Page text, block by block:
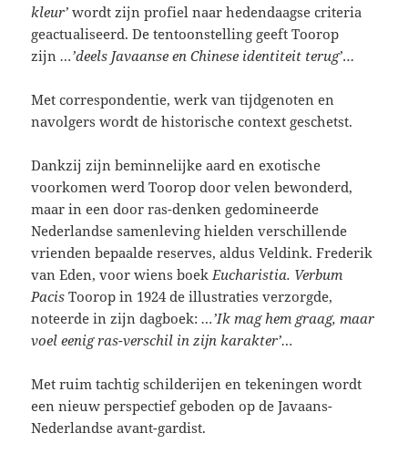
kleur’ wordt zijn profiel naar hedendaagse criteria
geactualiseerd. De tentoonstelling geeft Toorop
zijn …’deels Javaanse en Chinese identiteit terug’…
Met correspondentie, werk van tijdgenoten en
navolgers wordt de historische context geschetst.
Dankzij zijn beminnelijke aard en exotische
voorkomen werd Toorop door velen bewonderd,
maar in een door ras-denken gedomineerde
Nederlandse samenleving hielden verschillende
vrienden bepaalde reserves, aldus Veldink. Frederik
van Eden, voor wiens boekEucharistia. Verbum
Pacis Toorop in 1924 de illustraties verzorgde,
noteerde in zijn dagboek:…’Ik mag hem graag, maar
voel eenig ras-verschil in zijn karakter’…
Met ruim tachtig schilderijen en tekeningen wordt
een nieuw perspectief geboden op de Javaans-
Nederlandse avant-gardist.